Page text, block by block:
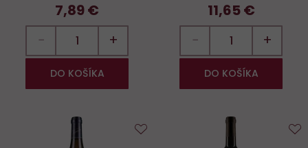
7,89 €
− +
DO KOŠÍKA
11,65 €
− +
DO KOŠÍKA